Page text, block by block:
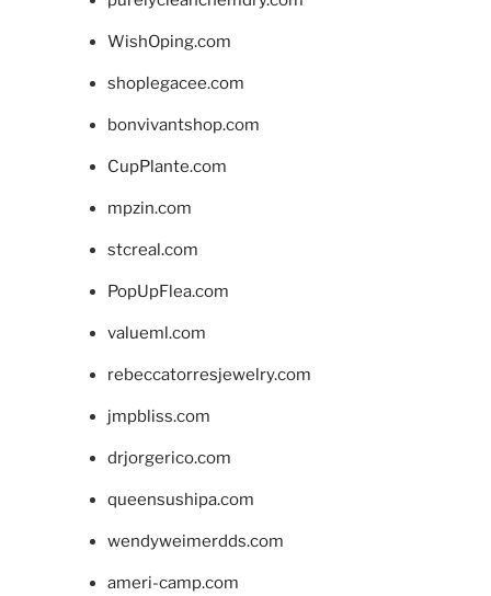
WishOping.com
shoplegacee.com
bonvivantshop.com
CupPlante.com
mpzin.com
stcreal.com
PopUpFlea.com
valueml.com
rebeccatorresjewelry.com
jmpbliss.com
drjorgerico.com
queensushipa.com
wendyweimerdds.com
ameri-camp.com